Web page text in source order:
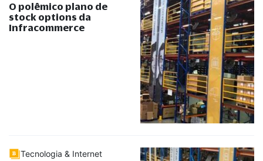
O polêmico plano de
stock options da
Infracommerce
Tecnologia & Internet